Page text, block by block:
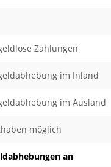
Zahlungen
im Inland
im Ausland
möglich
an